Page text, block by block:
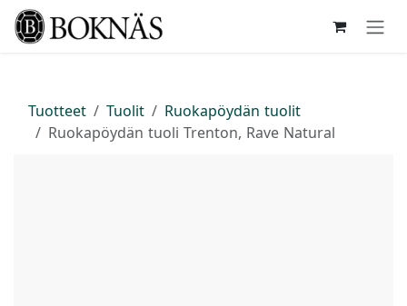
Siirry sisältöön
Tuotteet Tuolit
Ruokapöydän tuolit
Ruokapöydän tuoli Trenton, Rave Natural